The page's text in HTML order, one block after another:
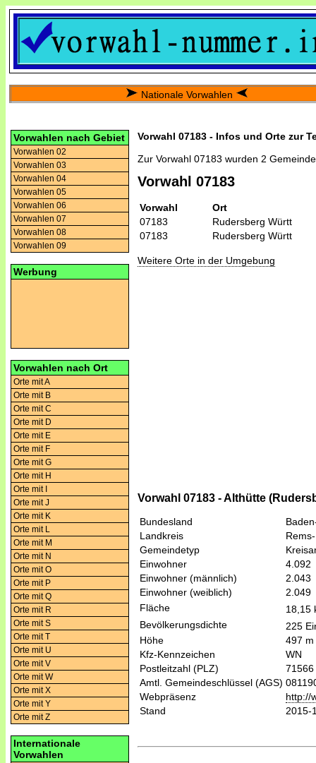
Nationale Vorwahlen
Vorwahlen nach Gebiet
Vorwahlen 02
Vorwahlen 03
Vorwahlen 04
Vorwahlen 05
Vorwahlen 06
Vorwahlen 07
Vorwahlen 08
Vorwahlen 09
Werbung
Vorwahlen nach Ort
Orte mit A
Orte mit B
Orte mit C
Orte mit D
Orte mit E
Orte mit F
Orte mit G
Orte mit H
Orte mit I
Orte mit J
Orte mit K
Orte mit L
Orte mit M
Orte mit N
Orte mit O
Orte mit P
Orte mit Q
Orte mit R
Orte mit S
Orte mit T
Orte mit U
Orte mit V
Orte mit W
Orte mit X
Orte mit Y
Orte mit Z
Internationale
Vorwahlen
Vorwahl 07183 - Infos und Orte zur
Zur Vorwahl 07183 wurden 2
Vorwahl 07183
Vorwahl
Ort
07183
Rudersberg Württ
07183
Rudersberg Württ
Weitere Orte in der Umgebung
Vorwahl 07183 - Althütte
Bundesland
Landkreis
Gemeindetyp
Einwohner
4.092
Einwohner (männlich)
2.043
Einwohner (weiblich)
2.049
Fläche
18,15
Bevölkerungsdichte
225
Höhe
497 m
Kfz-Kennzeichen
WN
Postleitzahl (PLZ)
71566
Amtl. Gemeindeschlüssel (AGS)
Webpräsenz
http://
Stand
2015-